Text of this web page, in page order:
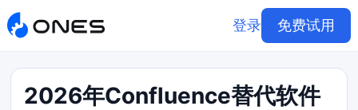
登录 免费试用
2026年Confluence替代软件